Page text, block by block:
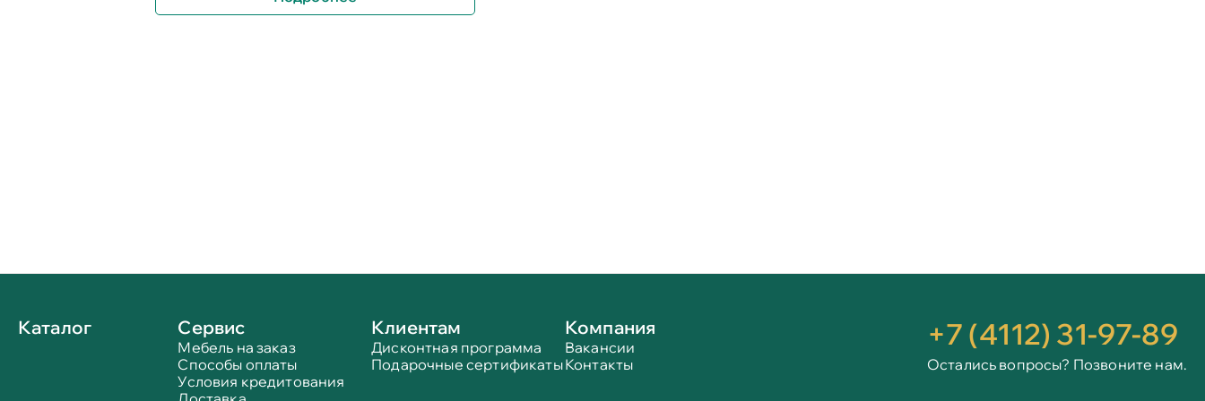
Каталог Сервис
Мебель на заказ
Способы оплаты
Условия кредитования
Клиентам
Дисконтная программа
Подарочные сертификаты
Компания
Вакансии
Контакты
+7 (4112) 31-97-89
Остались вопросы? Позвоните нам.